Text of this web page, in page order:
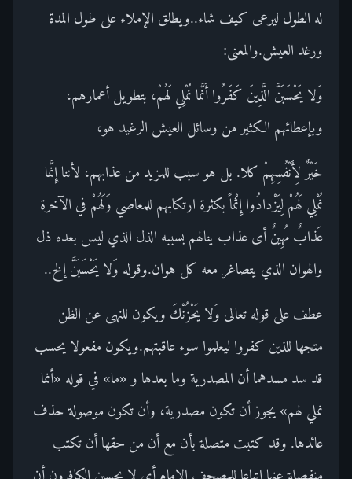
له الطول ليرعى كيف شاء..ويطلق الإملاء على طول المدة
ورغد العيش.والمعنى:
وَلا يَحْسَبَنَّ الَّذِينَ كَفَرُوا أَنَّما نُمْلِي لَهُمْ، بتطويل أعمارهم،
وبإعطائهم الكثير من وسائل العيش الرغيد هو،
خَيْرٌ لِأَنْفُسِهِمْ كلا. بل هو سبب للمزيد من عذابهم، لأننا إِنَّما
نُمْلِي لَهُمْ لِيَزْدادُوا إِثْماً بكثرة ارتكابهم للمعاصي وَلَهُمْ في الآخرة
عَذابٌ مُهِينٌ أى عذاب ينالهم بسببه الذل الذي ليس بعده ذل
والهوان الذي يتصاغر معه كل هوان.وقوله وَلا يَحْسَبَنَّ إلخ..
عطف على قوله تعالى وَلا يَحْزُنْكَ ويكون للنهى عن الظن
متجها للذين كفروا ليعلموا سوء عاقبتهم.ويكون مفعولا يحسب
قد سد مسدهما أن المصدرية وما بعدها و «ما» في قوله «أنما
نملي لهم» يجوز أن تكون مصدرية، وأن تكون موصولة حذف
عائدها. وقد كتبت متصلة بأن مع أن من حقها أن تكتب
منفصلة عنها اتباعا للمصحف الإمام أى لا يحسبن الكافرون أن